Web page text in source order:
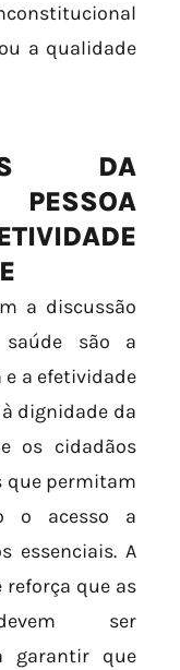
a qualidade
DA
a discussão
são a
a efetividade
dignidade da
os cidadãos
que permitam
o acesso a
essenciais. A
que as
ser
garantir que